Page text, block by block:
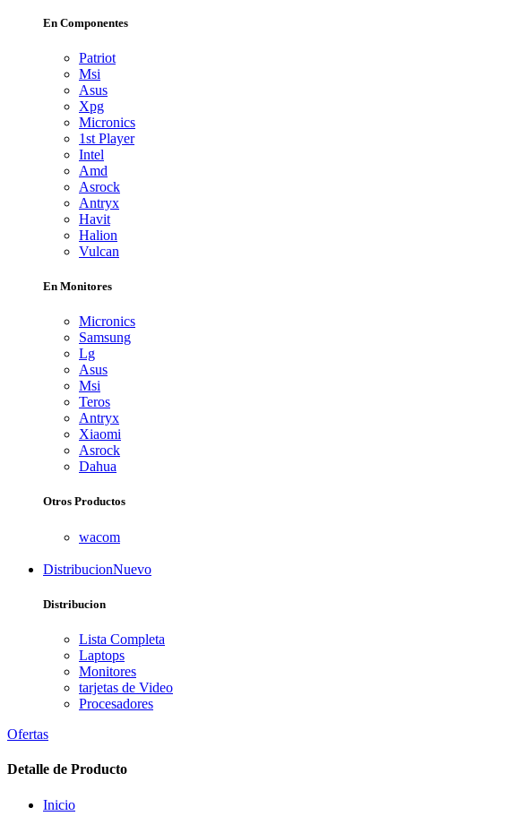
En Componentes
Patriot
Msi
Asus
Xpg
Micronics
1st Player
Intel
Amd
Asrock
Antryx
Havit
Halion
Vulcan
En Monitores
Micronics
Samsung
Lg
Asus
Msi
Teros
Antryx
Xiaomi
Asrock
Dahua
Otros Productos
wacom
DistribucionNuevo
Distribucion
Lista Completa
Laptops
Monitores
tarjetas de Video
Procesadores
Ofertas
Detalle de Producto
Inicio